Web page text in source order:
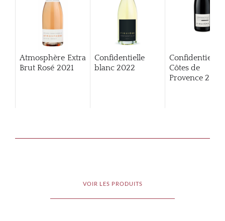
Atmosphère Extra
Brut Rosé 2021
Confidentielle
blanc 2022
Confidentielle
Côtes de
Provence 2024
VOIR LES PRODUITS